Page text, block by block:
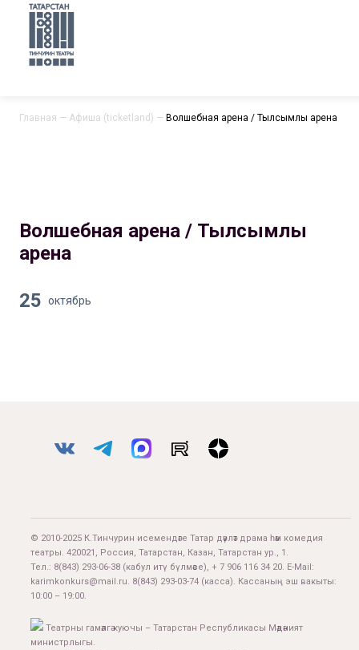
Главная — Афиша (ticketland) — Волшебная арена / Тылсымлы арена
Волшебная арена / Тылсымлы
арена
25 октябрь
© 2010-2025 К.Тинчурин исемендәге Татар дәүләт драма һәм комедия
театры. 420021, Россия, Татарстан, Казан, Татарстан ур., 1.
Тел.: 8(843) 293-06-38 (кабул итү бүлмәсе), + 7 906 116 34 20. E-Mail:
karimkonkurs@mail.ru. 8(843) 293-03-74 (касса). Кассаның эш вакыты:
10:00 – 19:00.
Театрны гамәлгә куючы – Татарстан Республикасы Мәдәният
министрлыгы.